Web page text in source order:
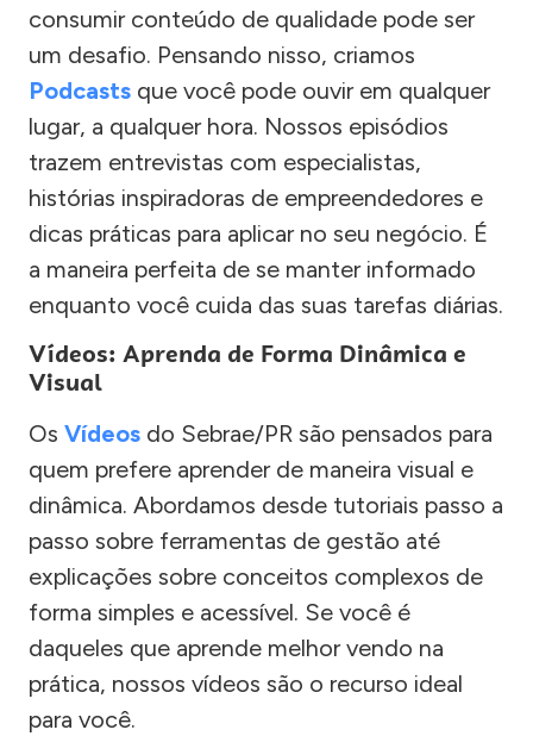
consumir conteúdo de qualidade pode ser
um desafio. Pensando nisso, criamos
Podcasts que você pode ouvir em qualquer
lugar, a qualquer hora. Nossos episódios
trazem entrevistas com especialistas,
histórias inspiradoras de empreendedores e
dicas práticas para aplicar no seu negócio. É
a maneira perfeita de se manter informado
enquanto você cuida das suas tarefas diárias.
Vídeos: Aprenda de Forma Dinâmica e
Visual
Os Vídeos do Sebrae/PR são pensados para
quem prefere aprender de maneira visual e
dinâmica. Abordamos desde tutoriais passo a
passo sobre ferramentas de gestão até
explicações sobre conceitos complexos de
forma simples e acessível. Se você é
daqueles que aprende melhor vendo na
prática, nossos vídeos são o recurso ideal
para você.